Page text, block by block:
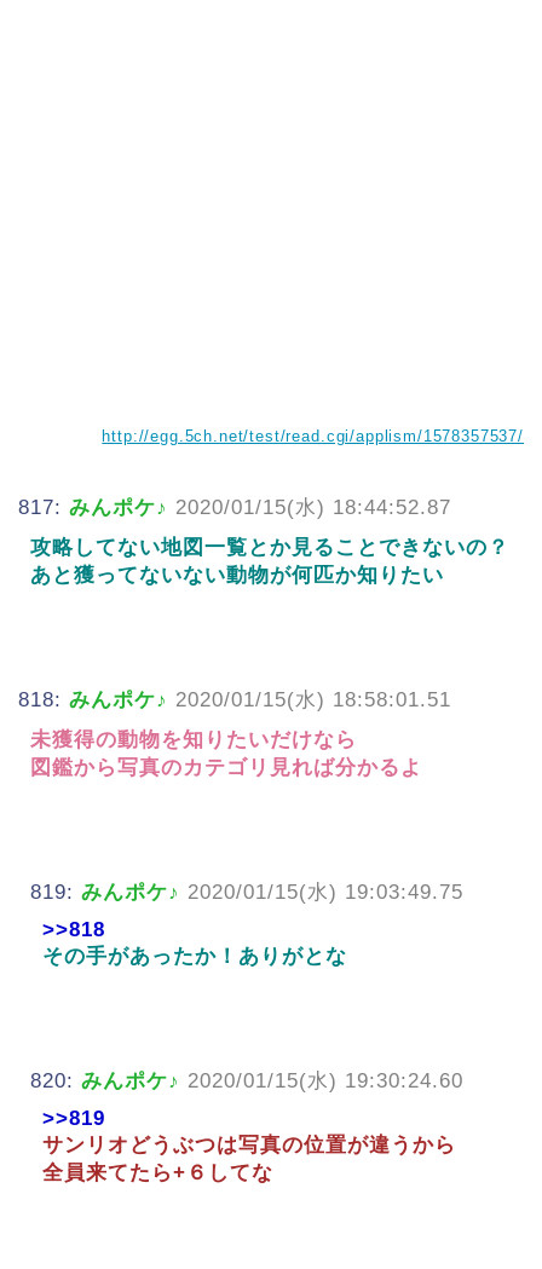
http://egg.5ch.net/test/read.cgi/applism/1578357537/
817: みんポケ♪ 2020/01/15(水) 18:44:52.87
攻略してない地図一覧とか見ることできないの？
あと獲ってないない動物が何匹か知りたい
818: みんポケ♪ 2020/01/15(水) 18:58:01.51
未獲得の動物を知りたいだけなら
図鑑から写真のカテゴリ見れば分かるよ
819: みんポケ♪ 2020/01/15(水) 19:03:49.75
>>818
その手があったか！ありがとな
820: みんポケ♪ 2020/01/15(水) 19:30:24.60
>>819
サンリオどうぶつは写真の位置が違うから
全員来てたら+６してな